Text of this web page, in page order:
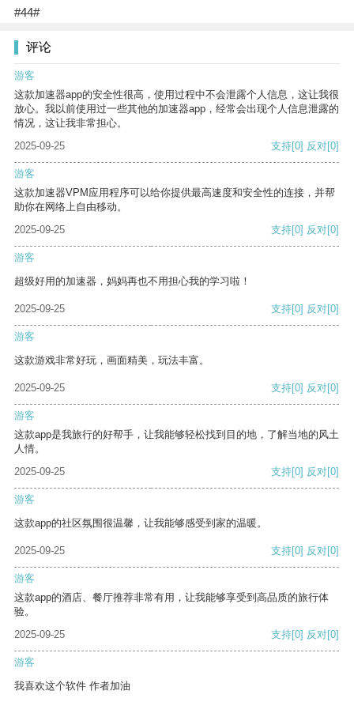
#44#
评论
游客
这款加速器app的安全性很高，使用过程中不会泄露个人信息，这让我很
放心。我以前使用过一些其他的加速器app，经常会出现个人信息泄露的
情况，这让我非常担心。
2025-09-25
支持[0] 反对[0]
游客
这款加速器VPM应用程序可以给你提供最高速度和安全性的连接，并帮
助你在网络上自由移动。
2025-09-25
支持[0] 反对[0]
游客
超级好用的加速器，妈妈再也不用担心我的学习啦！
2025-09-25 支持[0] 反对[0]
游客
这款游戏非常好玩，画面精美，玩法丰富。
2025-09-25 支持[0] 反对[0]
游客
这款app是我旅行的好帮手，让我能够轻松找到目的地，了解当地的风土
人情。
2025-09-25
支持[0] 反对[0]
游客
这款app的社区氛围很温馨，让我能够感受到家的温暖。
2025-09-25 支持[0] 反对[0]
游客
这款app的酒店、餐厅推荐非常有用，让我能够享受到高品质的旅行体
验。
2025-09-25
支持[0] 反对[0]
游客
我喜欢这个软件 作者加油